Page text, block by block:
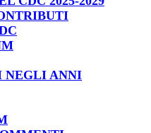
NEGLI ANNI